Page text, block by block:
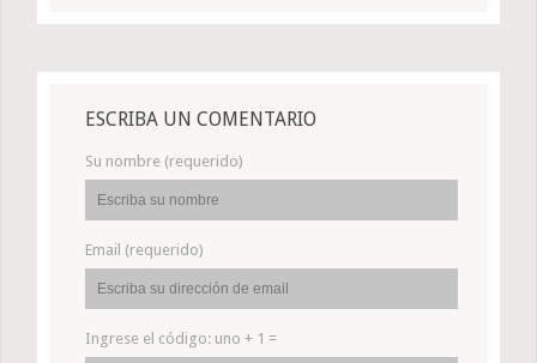
ESCRIBA UN COMENTARIO
Su nombre (requerido)
Email (requerido)
Ingrese el código: uno + 1 =